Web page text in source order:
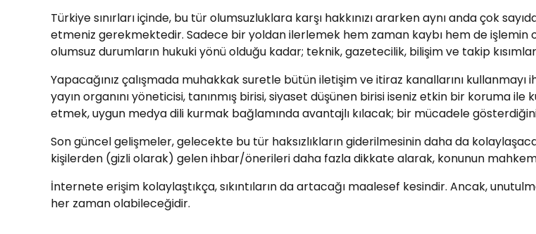
Türkiye sınırları içinde, bu tür olumsuzluklara karşı hakkınızı ararken aynı anda çok
etmeniz gerekmektedir. Sadece bir yoldan ilerlemek hem zaman kaybı hem de
olumsuz durumların hukuki yönü olduğu kadar; teknik, gazetecilik, bilişim ve takip
Yapacağınız çalışmada muhakkak suretle bütün iletişim ve itiraz kanallarını
yayın organını yöneticisi, tanınmış birisi, siyaset düşünen birisi iseniz etkin bir koruma
etmek, uygun medya dili kurmak bağlamında avantajlı kılacak; bir mücadele
Son güncel gelişmeler, gelecekte bu tür haksızlıkların giderilmesinin daha da
kişilerden (gizli olarak) gelen ihbar/önerileri daha fazla dikkate alarak, konunun
İnternete erişim kolaylaştıkça, sıkıntıların da artacağı maalesef kesindir. Ancak,
her zaman olabileceğidir.